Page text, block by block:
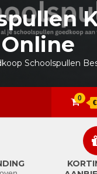
Online
Schoolspullen
0